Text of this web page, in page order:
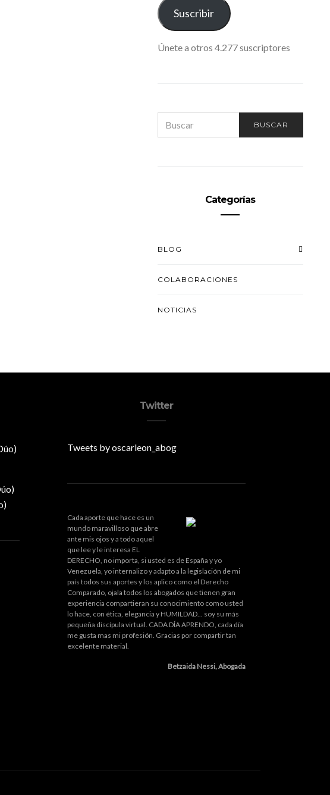
ELECTRÓNICO
Suscribir
Únete a otros 4.277 suscriptores
FOR:
BUSCAR
Categorías
BLOG
COLABORACIONES
NOTICIAS
Twitter
Tweets by oscarleon_abog
Cada aporte que hace es un
mundo maravilloso que abre
ante mis ojos y a todo aquel
que lee y le interesa EL
DERECHO, no importa, si usted es de España y yo
Venezuela, yo internalizo y adapto a la legislación de mi
país todos sus aportes y los aplico como el Derecho
Comparado, ojala todos los abogados que tienen gran
experiencia compartieran su conocimiento como usted
lo hace, con ética, elegancia y HUMILDAD... soy su más
pequeña discípula virtual. CADA DÍA APRENDO, cada día
me gusta mas mi profesión. Gracias por compartir tan
excelente material.
Betzaida Nessi, Abogada